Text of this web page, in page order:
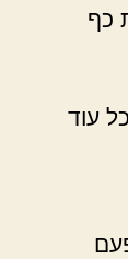
כף
עוד